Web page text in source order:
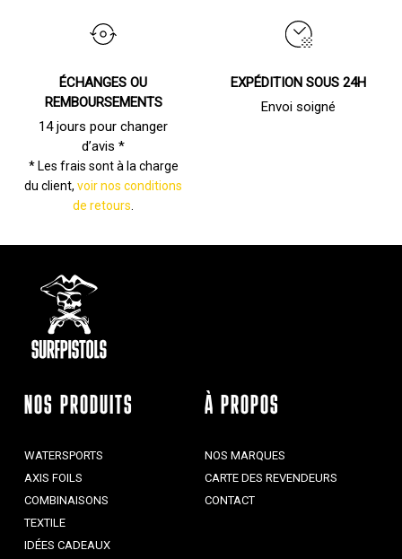
ÉCHANGES OU
REMBOURSEMENTS
14 jours pour changer
d’avis *
* Les frais sont à la charge
du client,voir nos conditions
de retours
EXPÉDITION SOUS 24H
Envoi soigné
NOS PRODUITS
WATERSPORTS
AXIS FOILS
COMBINAISONS
TEXTILE
IDÉES CADEAUX
À PROPOS
NOS MARQUES
CARTE DES REVENDEURS
CONTACT